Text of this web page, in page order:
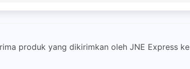
produk yang dikirimkan oleh JNE Express ke